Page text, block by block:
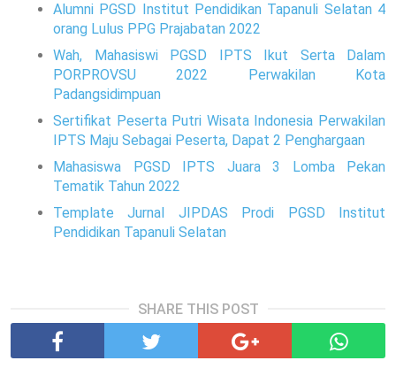
Alumni PGSD Institut Pendidikan Tapanuli Selatan 4
orang Lulus PPG Prajabatan 2022
Wah, Mahasiswi PGSD IPTS Ikut Serta Dalam
PORPROVSU 2022 Perwakilan Kota
Padangsidimpuan
Sertifikat Peserta Putri Wisata Indonesia Perwakilan
IPTS Maju Sebagai Peserta, Dapat 2 Penghargaan
Mahasiswa PGSD IPTS Juara 3 Lomba Pekan
Tematik Tahun 2022
Template Jurnal JIPDAS Prodi PGSD Institut
Pendidikan Tapanuli Selatan
SHARE THIS POST